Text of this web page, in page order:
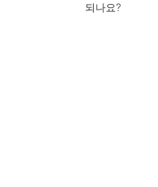
되나요?